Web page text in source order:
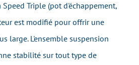
Triple (pot d'échappement,
est modifié pour offrir une
large. L'ensemble suspension
stabilité sur tout type de